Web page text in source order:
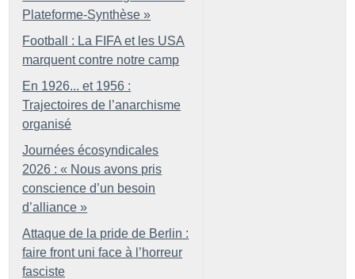
Plateforme-Synthèse »
Football : La FIFA et les USA
marquent contre notre camp
En 1926... et 1956 :
Trajectoires de l’anarchisme
organisé
Journées écosyndicales
2026 : « Nous avons pris
conscience d’un besoin
d’alliance »
Attaque de la pride de Berlin :
faire front uni face à l’horreur
fasciste